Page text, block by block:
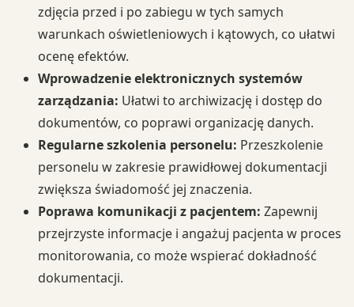
zdjęcia przed i po zabiegu w tych samych
warunkach oświetleniowych i kątowych, co ułatwi
ocenę efektów.
Wprowadzenie elektronicznych systemów
zarządzania: Ułatwi to archiwizację i dostęp do
dokumentów, co poprawi organizację danych.
Regularne szkolenia personelu: Przeszkolenie
personelu w zakresie prawidłowej dokumentacji
zwiększa świadomość jej znaczenia.
Poprawa komunikacji z pacjentem: Zapewnij
przejrzyste informacje i angażuj pacjenta w proces
monitorowania, co może wspierać dokładność
dokumentacji.